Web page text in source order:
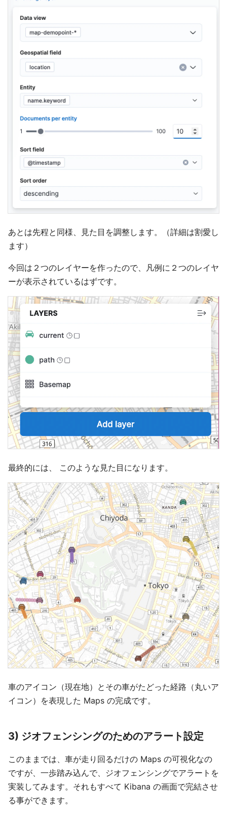
あとは先程と同様、見た目を調整します。（詳細は割愛し
ます）
今回は２つのレイヤーを作ったので、凡例に２つのレイヤ
ーが表示されているはずです。
最終的には、 このような見た目になります。
車のアイコン（現在地）とその車がたどった経路（丸いア
イコン）を表現した Maps の完成です。
3) ジオフェンシングのためのアラート設定
このままでは、車が走り回るだけの Maps の可視化なの
ですが、一歩踏み込んで、ジオフェンシングでアラートを
実装してみます。それもすべて Kibana の画面で完結させ
る事ができます。